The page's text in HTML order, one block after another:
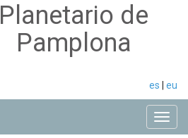
Planetario de
Pamplona
es eu